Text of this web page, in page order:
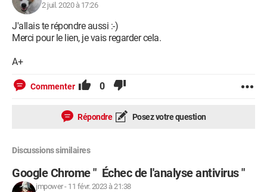
2 juil. 2020 à 17:26
J'allais te répondre aussi :-)
Merci pour le lien, je vais regarder cela.
A+
Commenter 0
Répondre Posez votre question
Discussions similaires
Google Chrome " Échec de l'analyse antivirus "
jmpower- 11 févr. 2023 à 21:38